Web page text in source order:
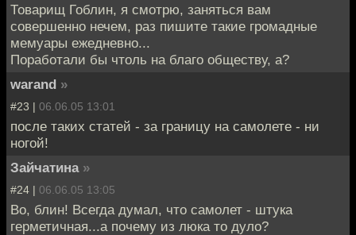
Товарищ Гоблин, я смотрю, заняться вам
совершенно нечем, раз пишите такие громадные
мемуары ежедневно...
Поработали бы чтоль на благо обществу, а?
warand »
#23 | 06.06.05 13:01
после таких статей - за границу на самолете - ни
ногой!
Зайчатина »
#24 | 06.06.05 13:05
Во, блин! Всегда думал, что самолет - штука
герметичная...а почему из люка то дуло?